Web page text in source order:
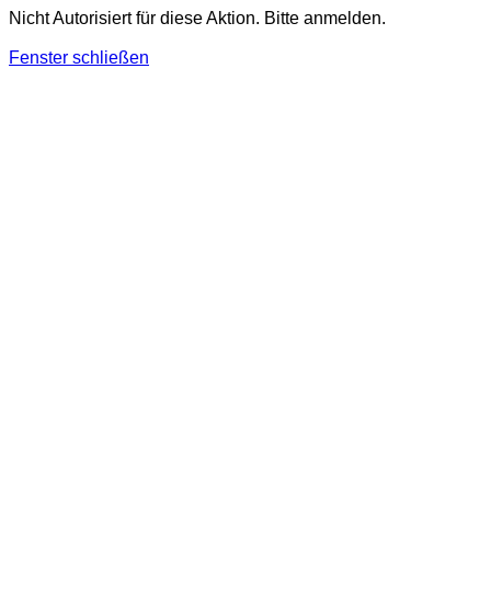
Nicht Autorisiert für diese Aktion. Bitte anmelden.
Fenster schließen